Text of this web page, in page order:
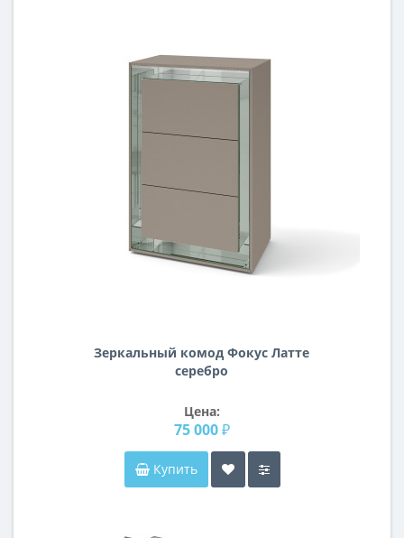
Зеркальный комод Фокус Латте
серебро
Цена:
75 000 ₽
Купить